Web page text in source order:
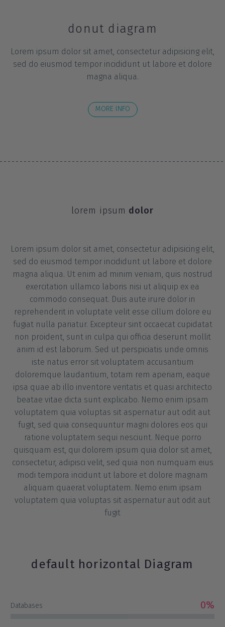
donut diagram
Lorem ipsum dolor sit amet, consectetur adipisicing elit,
sed do eiusmod tempor incididunt ut labore et dolore
magna aliqua.
MORE INFO
lorem ipsum dolor
Lorem ipsum dolor sit amet, consectetur adipisicing elit,
sed do eiusmod tempor incididunt ut labore et dolore
magna aliqua. Ut enim ad minim veniam, quis nostrud
exercitation ullamco laboris nisi ut aliquip ex ea
commodo consequat. Duis aute irure dolor in
reprehenderit in voluptate velit esse cillum dolore eu
fugiat nulla pariatur. Excepteur sint occaecat cupidatat
non proident, sunt in culpa qui officia deserunt mollit
anim id est laborum. Sed ut perspiciatis unde omnis
iste natus error sit voluptatem accusantium
doloremque laudantium, totam rem aperiam, eaque
ipsa quae ab illo inventore veritatis et quasi architecto
beatae vitae dicta sunt explicabo. Nemo enim ipsam
voluptatem quia voluptas sit aspernatur aut odit aut
fugit, sed quia consequuntur magni dolores eos qui
ratione voluptatem sequi nesciunt. Neque porro
quisquam est, qui dolorem ipsum quia dolor sit amet,
consectetur, adipisci velit, sed quia non numquam eius
modi tempora incidunt ut labore et dolore magnam
aliquam quaerat voluptatem. Nemo enim ipsam
voluptatem quia voluptas sit aspernatur aut odit aut
fugit
default horizontal Diagram
Databases 0%